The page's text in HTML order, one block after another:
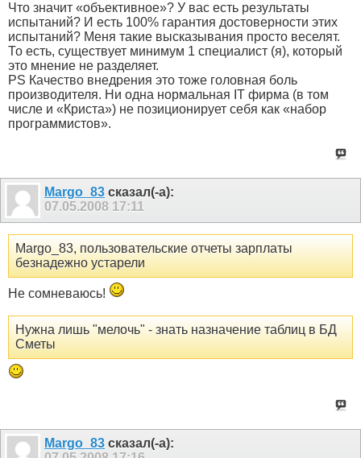
Что значит «объективное»? У вас есть результаты
испытаний? И есть 100% гарантия достоверности этих
испытаний? Меня такие высказывания просто веселят.
То есть, существует минимум 1 специалист (я), который
это мнение не разделяет.
PS Качество внедрения это тоже головная боль
производителя. Ни одна нормальная IT фирма (в том
числе и «Криста») не позиционирует себя как «набор
программистов».
Margo_83 сказал(-а):
07.05.2008 17:11
Margo_83, пользовательские отчеты зарплаты
безнадежно устарели
Не сомневаюсь!
Нужна лишь "мелочь" - знать назначение таблиц в БД
Сметы
Margo_83 сказал(-а):